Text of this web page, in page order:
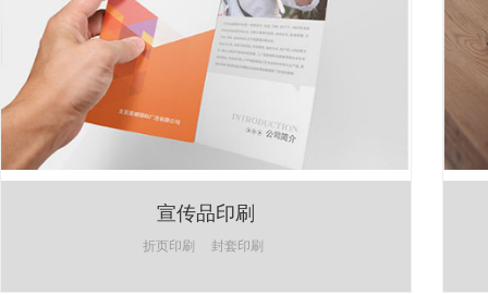
宣传品印刷
折页印刷 封套印刷